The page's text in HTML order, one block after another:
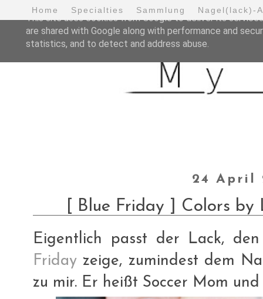
Home Specialties Sammlung Nagel(lack)-
24 April
[ Blue Friday ] Colors
Eigentlich passt der Lack,
Friday zeige, zumindest dem
zu mir. Er heißt Soccer Mom
This site uses cookies from Google to deliver its
are shared with Google along with performance and
statistics, and to detect and address abuse.